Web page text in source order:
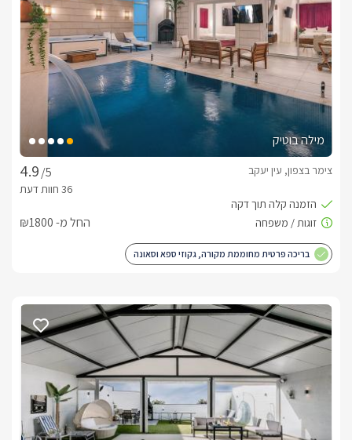
מילה בוטיק
/5
צימר בצפון, עין יעקב
החל מ- ₪1800
בריכה פרטית מחוממת מקורה, גקוזי ספא וסאונה